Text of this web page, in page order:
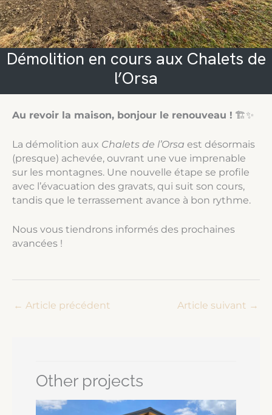
Démolition en cours aux Chalets de
l’Orsa
Au revoir la maison, bonjour le renouveau ! 🏗️✨
La démolition aux Chalets de l’Orsa est désormais
(presque) achevée, ouvrant une vue imprenable
sur les montagnes. Une nouvelle étape se profile
avec l’évacuation des gravats, qui suit son cours,
tandis que le terrassement avance à bon rythme.
Nous vous tiendrons informés des prochaines
avancées !
← Article précédent Article suivant →
Other projects